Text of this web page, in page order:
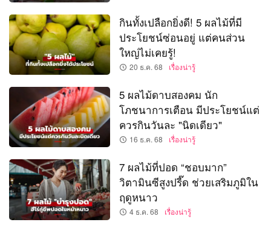
กินทั้งเปลือกยิ่งดี! 5 ผลไม้ที่มี
ประโยชน์ซ่อนอยู่ แต่คนส่วน
ใหญ่ไม่เคยรู้!
20 ธ.ค. 68 เรื่องน่ารู้
5 ผลไม้ดาบสองคม นัก
โภชนาการเตือน มีประโยชน์แต่
ควรกินวันละ "นิดเดียว"
16 ธ.ค. 68 เรื่องน่ารู้
7 ผลไม้ที่ปอด “ชอบมาก”
วิตามินซีสูงปรี๊ด ช่วยเสริมภูมิใน
ฤดูหนาว
4 ธ.ค. 68 เรื่องน่ารู้